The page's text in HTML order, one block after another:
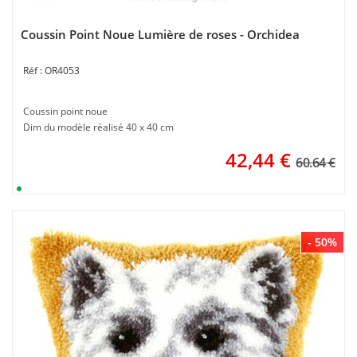
Coussin Point Noue Lumière de roses - Orchidea
OR4053
Coussin point noue
Dim du modèle réalisé 40 x 40 cm
42,44€ 60.64 €
- 50%